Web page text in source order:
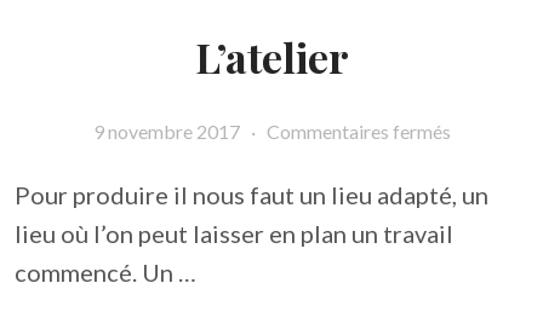
L’atelier
9 novembre 2017 · Commentaires fermés
Pour produire il nous faut un lieu adapté, un
lieu où l’on peut laisser en plan un travail
commencé. Un …